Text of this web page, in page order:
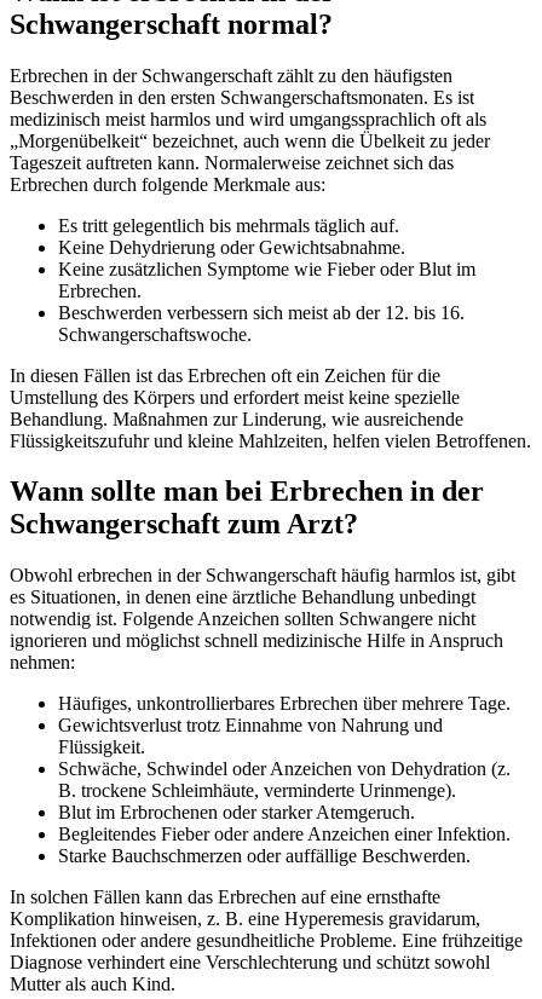
Schwangerschaft normal?
Erbrechen in der Schwangerschaft zählt zu den häufigsten
Beschwerden in den ersten Schwangerschaftsmonaten. Es ist
medizinisch meist harmlos und wird umgangssprachlich oft als
„Morgenübelkeit“ bezeichnet, auch wenn die Übelkeit zu jeder
Tageszeit auftreten kann. Normalerweise zeichnet sich das
Erbrechen durch folgende Merkmale aus:
Es tritt gelegentlich bis mehrmals täglich auf.
Keine Dehydrierung oder Gewichtsabnahme.
Keine zusätzlichen Symptome wie Fieber oder Blut im
Erbrechen.
Beschwerden verbessern sich meist ab der 12. bis 16.
Schwangerschaftswoche.
In diesen Fällen ist das Erbrechen oft ein Zeichen für die
Umstellung des Körpers und erfordert meist keine spezielle
Behandlung. Maßnahmen zur Linderung, wie ausreichende
Flüssigkeitszufuhr und kleine Mahlzeiten, helfen vielen Betroffenen.
Wann sollte man bei Erbrechen in der
Schwangerschaft zum Arzt?
Obwohl erbrechen in der Schwangerschaft häufig harmlos ist, gibt
es Situationen, in denen eine ärztliche Behandlung unbedingt
notwendig ist. Folgende Anzeichen sollten Schwangere nicht
ignorieren und möglichst schnell medizinische Hilfe in Anspruch
nehmen:
Häufiges, unkontrollierbares Erbrechen über mehrere Tage.
Gewichtsverlust trotz Einnahme von Nahrung und
Flüssigkeit.
Schwäche, Schwindel oder Anzeichen von Dehydration (z.
B. trockene Schleimhäute, verminderte Urinmenge).
Blut im Erbrochenen oder starker Atemgeruch.
Begleitendes Fieber oder andere Anzeichen einer Infektion.
Starke Bauchschmerzen oder auffällige Beschwerden.
In solchen Fällen kann das Erbrechen auf eine ernsthafte
Komplikation hinweisen, z. B. eine Hyperemesis gravidarum,
Infektionen oder andere gesundheitliche Probleme. Eine frühzeitige
Diagnose verhindert eine Verschlechterung und schützt sowohl
Mutter als auch Kind.